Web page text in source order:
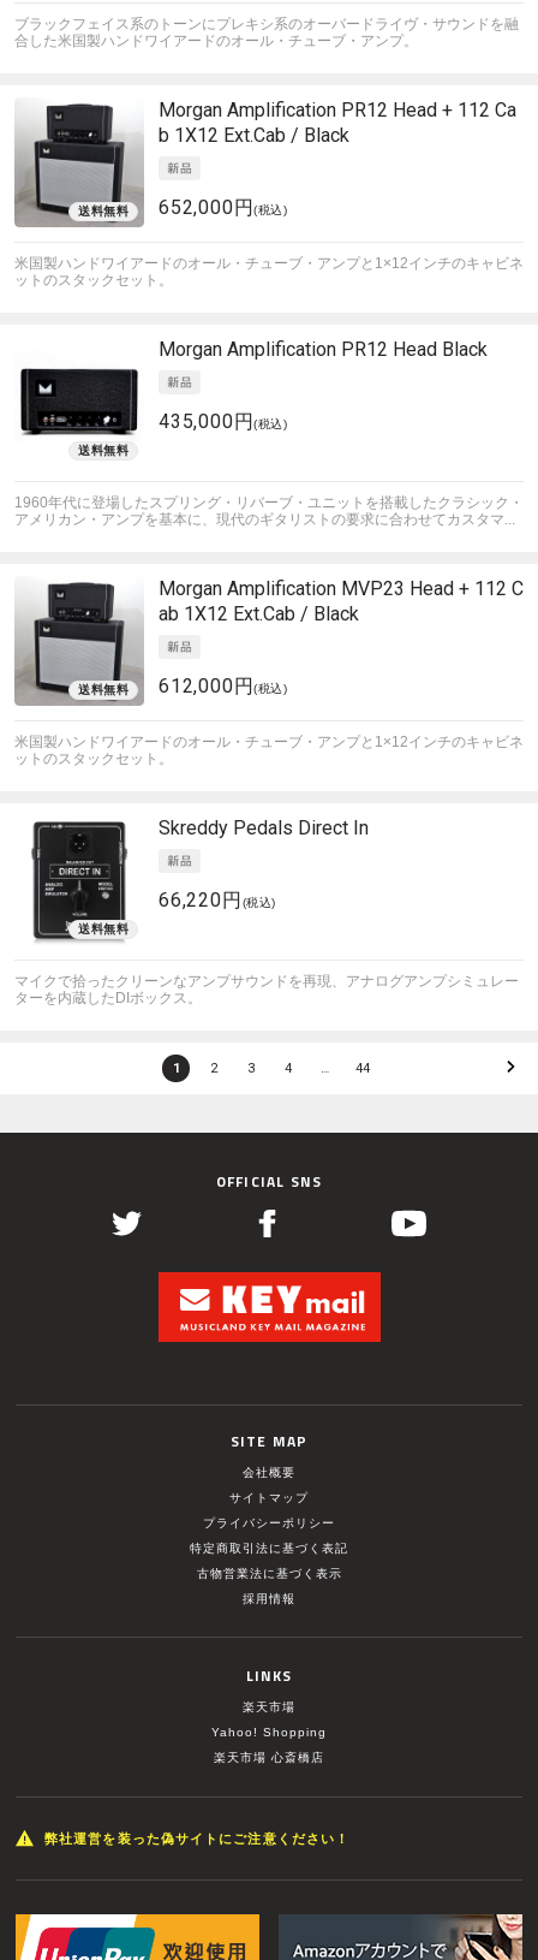
ブラックフェイス系のトーンにプレキシ系のオーバードライヴ・サウンドを融
合した米国製ハンドワイアードのオール・チューブ・アンプ。
Morgan Amplification PR12 Head + 112 Ca
b 1X12 Ext.Cab / Black
652,000円(税込)
米国製ハンドワイアードのオール・チューブ・アンプと1×12インチのキャビネ
ットのスタックセット。
Morgan Amplification PR12 Head Black
435,000円(税込)
1960年代に登場したスプリング・リバーブ・ユニットを搭載したクラシック・
アメリカン・アンプを基本に、現代のギタリストの要求に合わせてカスタマ...
Morgan Amplification MVP23 Head + 112 C
ab 1X12 Ext.Cab / Black
612,000円(税込)
米国製ハンドワイアードのオール・チューブ・アンプと1×12インチのキャビネ
ットのスタックセット。
Skreddy Pedals Direct In
66,220円 (税込)
マイクで拾ったクリーンなアンプサウンドを再現、アナログアンプシミュレー
ターを内蔵したDIボックス。
1 2 3 4 … 44
OFFICIAL SNS
SITE MAP
会社概要
サイトマップ
プライバシーポリシー
特定商取引法に基づく表記
古物営業法に基づく表示
採用情報
LINKS
楽天市場
Yahoo! Shopping
楽天市場 心斎橋店
弊社運営を装った偽サイトにご注意ください！